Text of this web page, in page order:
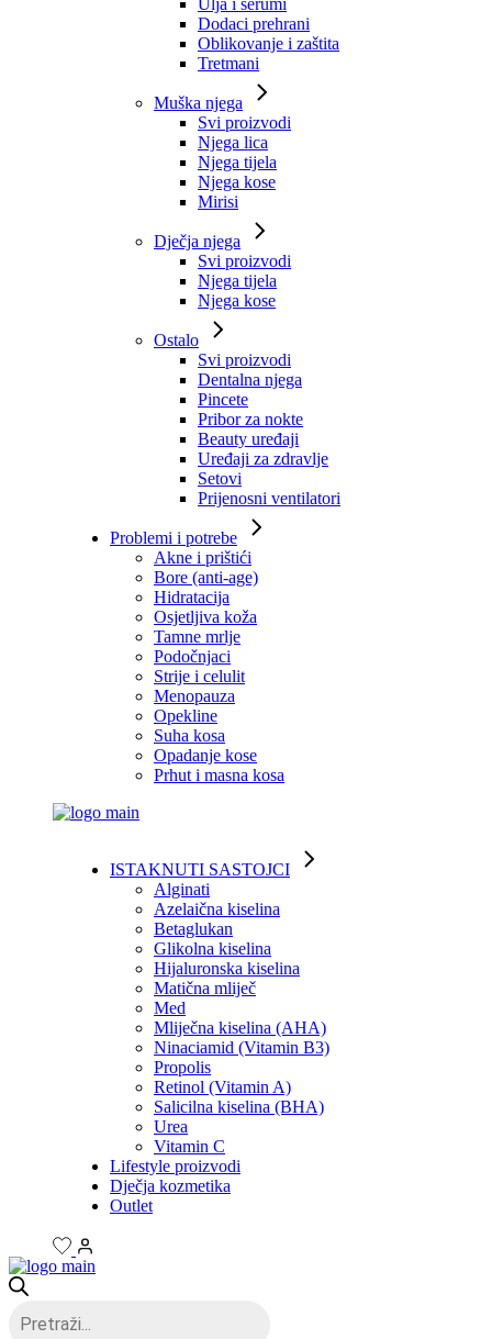
Ulja i serumi
Dodaci prehrani
Oblikovanje i zaštita
Tretmani
Muška njega
Svi proizvodi
Njega lica
Njega tijela
Njega kose
Mirisi
Dječja njega
Svi proizvodi
Njega tijela
Njega kose
Ostalo
Svi proizvodi
Dentalna njega
Pincete
Pribor za nokte
Beauty uređaji
Uređaji za zdravlje
Setovi
Prijenosni ventilatori
Problemi i potrebe
Akne i prištići
Bore (anti-age)
Hidratacija
Osjetljiva koža
Tamne mrlje
Podočnjaci
Strije i celulit
Menopauza
Opekline
Suha kosa
Opadanje kose
Prhut i masna kosa
ISTAKNUTI SASTOJCI
Alginati
Azelaična kiselina
Betaglukan
Glikolna kiselina
Hijaluronska kiselina
Matična mliječ
Med
Mliječna kiselina (AHA)
Ninaciamid (Vitamin B3)
Propolis
Retinol (Vitamin A)
Salicilna kiselina (BHA)
Urea
Vitamin C
Lifestyle proizvodi
Dječja kozmetika
Outlet
search